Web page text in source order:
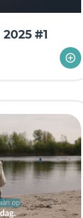
2025 #1